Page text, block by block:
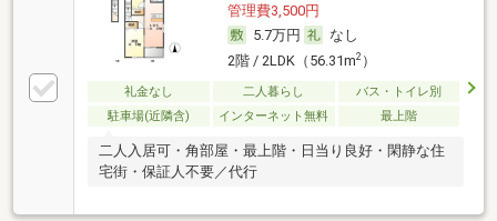
管理費3,500円
5.7万円
なし
2階 / 2LDK（56.31m2）
礼金なし 二人暮らし
バス・トイレ別
駐車場(近隣含)
インターネット無料 最上階
二人入居可・角部屋・最上階・日当り良好・閑静な住
宅街・保証人不要／代行